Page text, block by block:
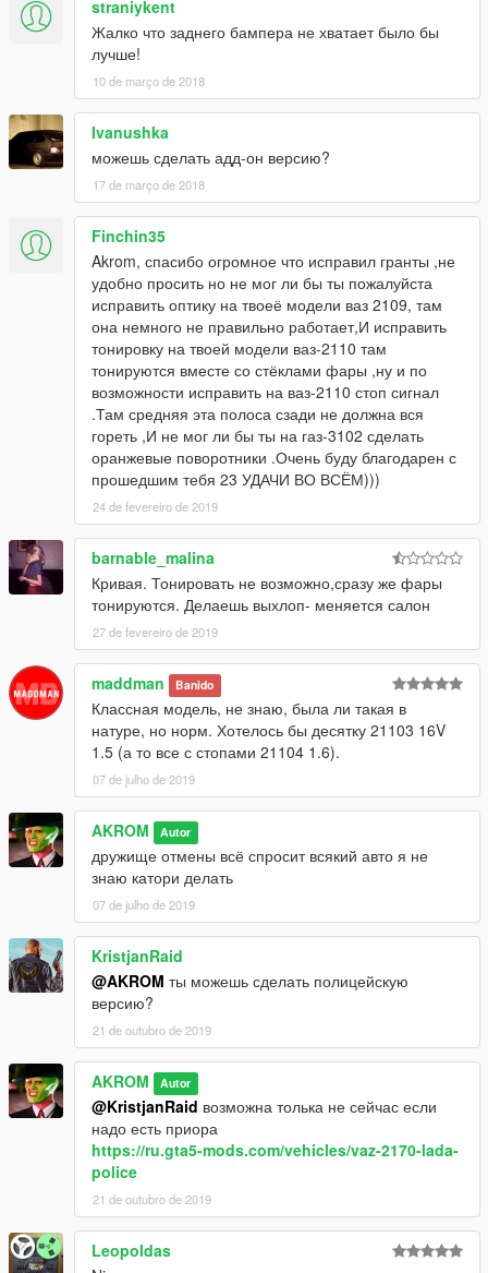
straniykent
Жалко что заднего бампера не хватает было бы
лучше!
10 de março de 2018
Ivanushka
можешь сделать адд-он версию?
17 de março de 2018
Finchin35
Akrom, спасибо огромное что исправил гранты ,не
удобно просить но не мог ли бы ты пожалуйста
исправить оптику на твоеё модели ваз 2109, там
она немного не правильно работает,И исправить
тонировку на твоей модели ваз-2110 там
тонируются вместе со стёклами фары ,ну и по
возможности исправить на ваз-2110 стоп сигнал
.Там средняя эта полоса сзади не должна вся
гореть ,И не мог ли бы ты на газ-3102 сделать
оранжевые поворотники .Очень буду благодарен с
прошедшим тебя 23 УДАЧИ ВО ВСЁМ)))
24 de fevereiro de 2019
barnable_malina
Кривая. Тонировать не возможно,сразу же фары
тонируются. Делаешь выхлоп- меняется салон
27 de fevereiro de 2019
maddman Banido
Классная модель, не знаю, была ли такая в
натуре, но норм. Хотелось бы десятку 21103 16V
1.5 (а то все с стопами 21104 1.6).
07 de julho de 2019
AKROM Autor
дружище отмены всё спросит всякий авто я не
знаю катори делать
07 de julho de 2019
KristjanRaid
@AKROM ты можешь сделать полицейскую
версию?
21 de outubro de 2019
AKROM Autor
@KristjanRaid возможна толька не сейчас если
надо есть приора
https://ru.gta5-mods.com/vehicles/vaz-2170-lada-
police
21 de outubro de 2019
Leopoldas